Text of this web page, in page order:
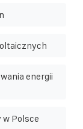
energii
Polsce